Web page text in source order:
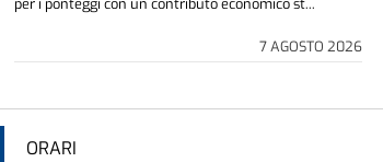
7 AGOSTO 2026
per i ponteggi con un contributo economico st...
ORARI